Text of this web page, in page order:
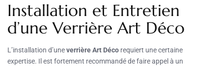
Installation et Entretien
d’une Verrière Art Déco
L’installation d’uneverrière Art Déco requiert une certaine
expertise. Il est fortement recommandé de faire appel à un